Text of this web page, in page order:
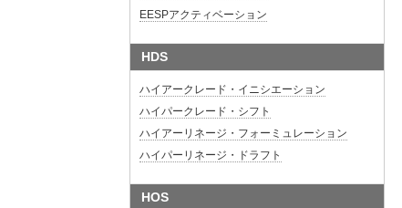
EESPアクティベーション
HDS
ハイアークレード・イニシエーション
ハイパークレード・シフト
ハイアーリネージ・フォーミュレーション
ハイパーリネージ・ドラフト
HOS